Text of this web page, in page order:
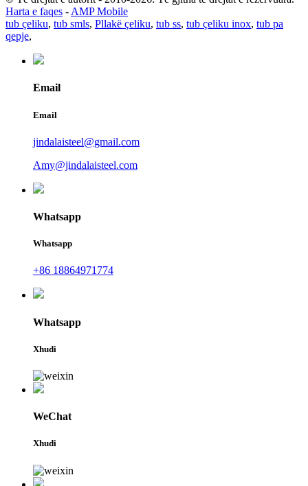
Harta e faqes - AMP Mobile
tub çeliku, tub smls, Pllakë çeliku, tub ss, tub çeliku inox, tub pa
qepje,
Email
Email
jindalaisteel@gmail.com
Amy@jindalaisteel.com
Whatsapp
Whatsapp
+86 18864971774
Whatsapp
Xhudi
WeChat
Xhudi